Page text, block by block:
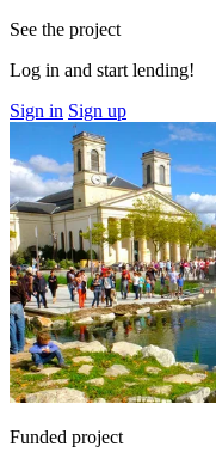
See the project
Log in and start lending!
Sign in Sign up
Funded project